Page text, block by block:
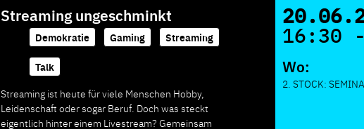
Streaming ungeschminkt
Demokratie Gaming Streaming
Talk
Streaming ist heute für viele Menschen Hobby,
Leidenschaft oder sogar Beruf. Doch was steckt
eigentlich hinter einem Livestream? Gemeinsam
16:30
Wo:
2. STOCK: